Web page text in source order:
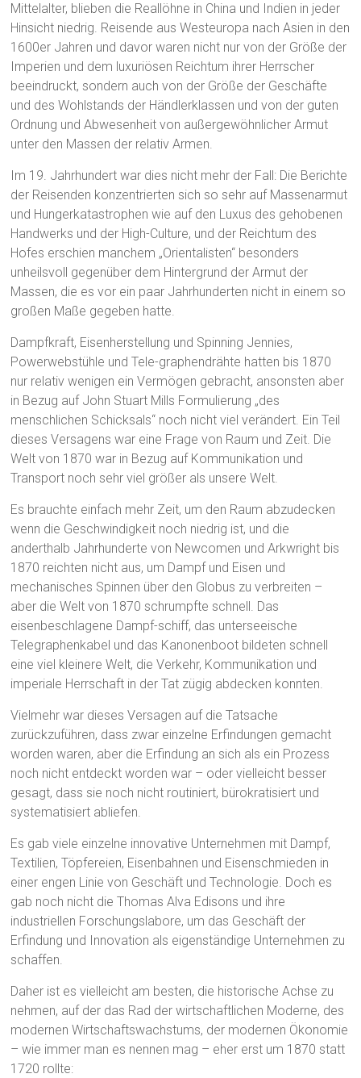
Mittelalter, blieben die Reallöhne in China und Indien in jeder
Hinsicht niedrig. Reisende aus Westeuropa nach Asien in den
1600er Jahren und davor waren nicht nur von der Größe der
Imperien und dem luxuriösen Reichtum ihrer Herrscher
beeindruckt, sondern auch von der Größe der Geschäfte
und des Wohlstands der Händlerklassen und von der guten
Ordnung und Abwesenheit von außergewöhnlicher Armut
unter den Massen der relativ Armen.
Im 19. Jahrhundert war dies nicht mehr der Fall: Die Berichte
der Reisenden konzentrierten sich so sehr auf Massenarmut
und Hungerkatastrophen wie auf den Luxus des gehobenen
Handwerks und der High-Culture, und der Reichtum des
Hofes erschien manchem „Orientalisten“ besonders
unheilsvoll gegenüber dem Hintergrund der Armut der
Massen, die es vor ein paar Jahrhunderten nicht in einem so
großen Maße gegeben hatte.
Dampfkraft, Eisenherstellung und Spinning Jennies,
Powerwebstühle und Tele-graphendrähte hatten bis 1870
nur relativ wenigen ein Vermögen gebracht, ansonsten aber
in Bezug auf John Stuart Mills Formulierung „des
menschlichen Schicksals“ noch nicht viel verändert. Ein Teil
dieses Versagens war eine Frage von Raum und Zeit. Die
Welt von 1870 war in Bezug auf Kommunikation und
Transport noch sehr viel größer als unsere Welt.
Es brauchte einfach mehr Zeit, um den Raum abzudecken
wenn die Geschwindigkeit noch niedrig ist, und die
anderthalb Jahrhunderte von Newcomen und Arkwright bis
1870 reichten nicht aus, um Dampf und Eisen und
mechanisches Spinnen über den Globus zu verbreiten –
aber die Welt von 1870 schrumpfte schnell. Das
eisenbeschlagene Dampf-schiff, das unterseeische
Telegraphenkabel und das Kanonenboot bildeten schnell
eine viel kleinere Welt, die Verkehr, Kommunikation und
imperiale Herrschaft in der Tat zügig abdecken konnten.
Vielmehr war dieses Versagen auf die Tatsache
zurückzuführen, dass zwar einzelne Erfindungen gemacht
worden waren, aber die Erfindung an sich als ein Prozess
noch nicht entdeckt worden war – oder vielleicht besser
gesagt, dass sie noch nicht routiniert, bürokratisiert und
systematisiert abliefen.
Es gab viele einzelne innovative Unternehmen mit Dampf,
Textilien, Töpfereien, Eisenbahnen und Eisenschmieden in
einer engen Linie von Geschäft und Technologie. Doch es
gab noch nicht die Thomas Alva Edisons und ihre
industriellen Forschungslabore, um das Geschäft der
Erfindung und Innovation als eigenständige Unternehmen zu
schaffen.
Daher ist es vielleicht am besten, die historische Achse zu
nehmen, auf der das Rad der wirtschaftlichen Moderne, des
modernen Wirtschaftswachstums, der modernen Ökonomie
– wie immer man es nennen mag – eher erst um 1870 statt
1720 rollte: